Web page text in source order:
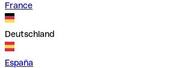
France
Deutschland
España